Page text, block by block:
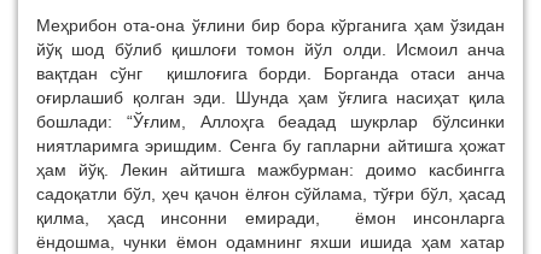
Меҳрибон ота-она ўғлини бир бора кўрганига ҳам ўзидан
йўқ шод бўлиб қишлоғи томон йўл олди. Исмоил анча
вақтдан сўнг қишлоғига борди. Борганда отаси анча
оғирлашиб қолган эди. Шунда ҳам ўғлига насиҳат қила
бошлади: “Ўғлим, Аллоҳга беадад шукрлар бўлсинки
ниятларимга эришдим. Сенга бу гапларни айтишга ҳожат
ҳам йўқ. Лекин айтишга мажбурман: доимо касбингга
садоқатли бўл, ҳеч қачон ёлғон сўйлама, тўғри бўл, ҳасад
қилма, ҳасд инсонни емиради, ёмон инсонларга
ёндошма, чунки ёмон одамнинг яхши ишида ҳам хатар